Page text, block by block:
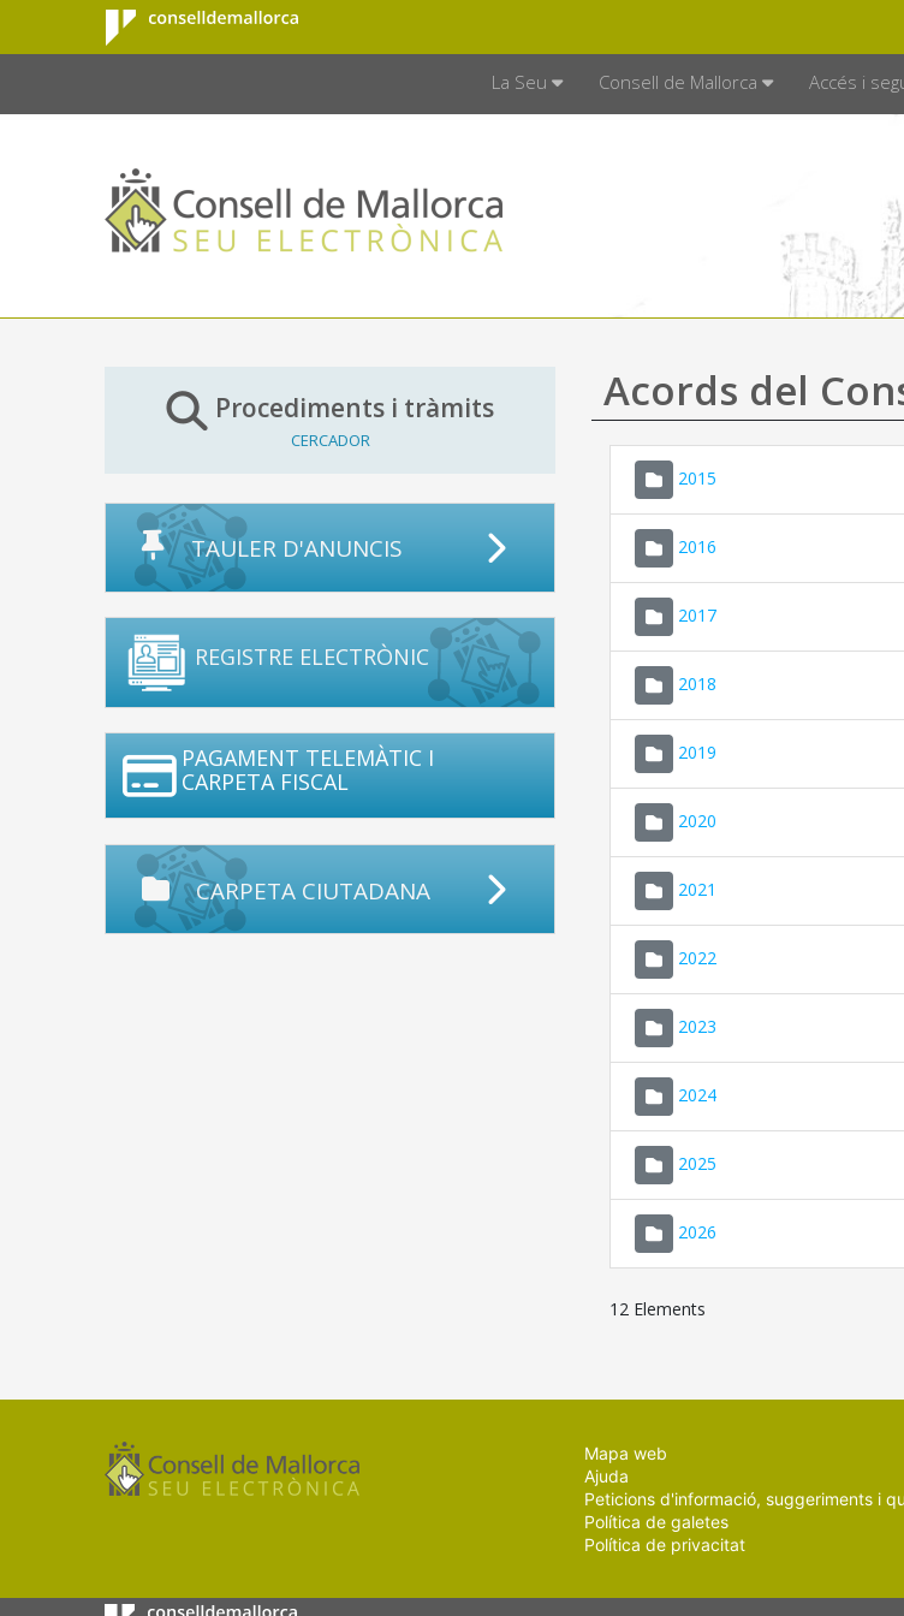
Salta al contingut principal
Consell de
Mallorca
La Seu Consell de Mallorca Accés i
Procediments i tràmits
CERCADOR
TAULER D'ANUNCIS
REGISTRE ELECTRÒNIC
PAGAMENT TELEMÀTIC I
CARPETA FISCAL
CARPETA CIUTADANA
Acords del
2015
2016
2017
2018
2019
2020
2021
2022
2023
2024
2025
2026
12 Elements
Mapa web
Ajuda
Peticions d'informació, suggeriments i
Política de galetes
Política de privacitat